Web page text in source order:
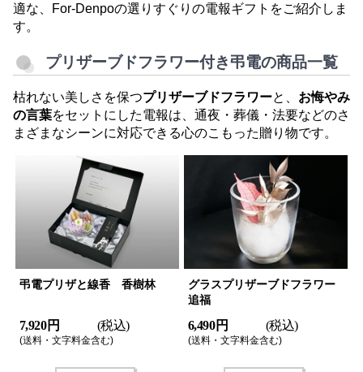
適な、For-Denpoの選りすぐりの電報ギフトをご紹介しま
す。
プリザーブドフラワー付き弔電の商品一覧
枯れない美しさを保つプリザーブドフラワーと、 お悔やみ
の言葉をセットにした電報は、通夜・葬儀・法要などのさ
まざまなシーンに対応できる心のこもった贈り物です。
弔電プリザと線香 香樹林
7,920 円 (税込)
(送料・文字料金含む)
グラスプリザーブドフラワー
追福
6,490 円 (税込)
(送料・文字料金含む)